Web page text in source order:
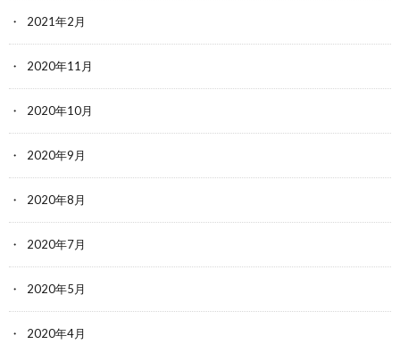
2021年2月
2020年11月
2020年10月
2020年9月
2020年8月
2020年7月
2020年5月
2020年4月